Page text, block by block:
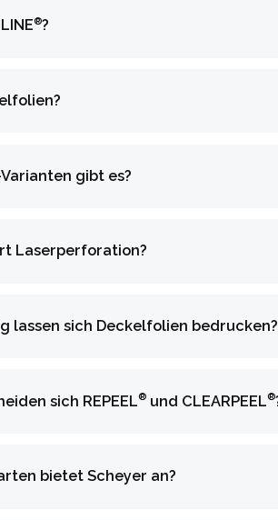
®?
gibt es?
Laserperforation?
lassen sich Deckelfolien bedrucken?
sich REPEEL®und CLEARPEEL®
bietet Scheyer an?